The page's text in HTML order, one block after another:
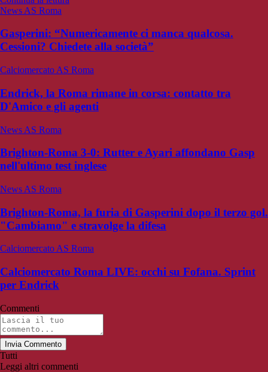
News AS Roma
Gasperini: “Numericamente ci manca qualcosa.
Cessioni? Chiedete alla società”
Calciomercato AS Roma
Endrick, la Roma rimane in corsa: contatto tra
D'Amico e gli agenti
News AS Roma
Brighton-Roma 3-0: Rutter e Ayari affondano Gasp
nell'ultimo test inglese
News AS Roma
Brighton-Roma, la furia di Gasperini dopo il terzo gol.
"Cambiamo" e stravolge la difesa
Calciomercato AS Roma
Calciomercato Roma LIVE: occhi su Fofana. Sprint
per Endrick
Commenti
Invia Commento
Tutti
Leggi altri commenti